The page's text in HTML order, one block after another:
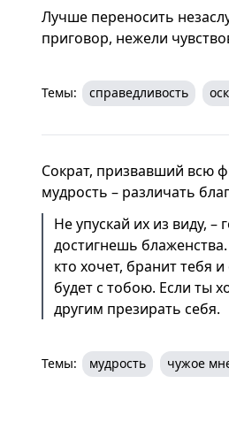
Лучше переносить
приговор, нежели
Темы: справедливость
Сократ, призвавший всю
мудрость – различать
Не упускай их из виду, –
достигнешь
кто хочет, бранит тебя
будет с тобою. Если ты
другим презирать себя.
Темы: мудрость чужое